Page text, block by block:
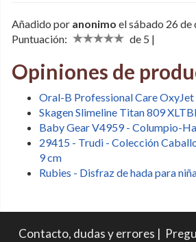
Añadido por anonimo el sábado 26
Puntuación:
de 5 |
Opiniones de
Oral-B Professional Care OxyJet
Skagen Slimeline Titan 809
Baby Gear V4959 - Columpio-
29415 - Trudi - Colección
9 cm
Rubies - Disfraz de hada para
Contacto, dudas y errores |